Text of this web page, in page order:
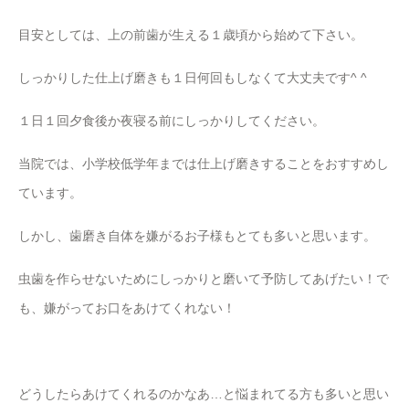
目安としては、上の前歯が生える１歳頃から始めて下さい。
しっかりした仕上げ磨きも１日何回もしなくて大丈夫です^ ^
１日１回夕食後か夜寝る前にしっかりしてください。
当院では、小学校低学年までは仕上げ磨きすることをおすすめし
ています。
しかし、歯磨き自体を嫌がるお子様もとても多いと思います。
虫歯を作らせないためにしっかりと磨いて予防してあげたい！で
も、嫌がってお口をあけてくれない！
どうしたらあけてくれるのかなあ…と悩まれてる方も多いと思い